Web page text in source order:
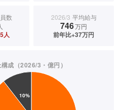
数
人
2026/3 平均給与
746万円
前年比+37万円
成（2026/3・億円）